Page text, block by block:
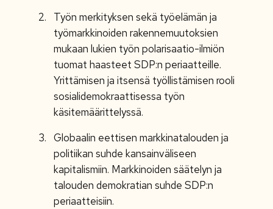
Työn merkityksen sekä työelämän ja
työmarkkinoiden rakennemuutoksien
mukaan lukien työn polarisaatio-ilmiön
tuomat haasteet SDP:n periaatteille.
Yrittämisen ja itsensä työllistämisen rooli
sosialidemokraattisessa työn
käsitemäärittelyssä.
Globaalin eettisen markkinatalouden ja
politiikan suhde kansainväliseen
kapitalismiin. Markkinoiden säätelyn ja
talouden demokratian suhde SDP:n
periaatteisiin.